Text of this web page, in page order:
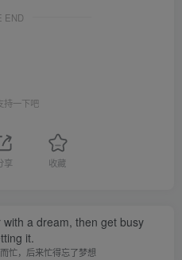
END
持一下吧
享 收藏
a dream, then get busy
it.
忙，后来忙得忘了梦想